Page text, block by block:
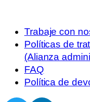
Trabaje con
Políticas de
(Alianza
FAQ
Política de